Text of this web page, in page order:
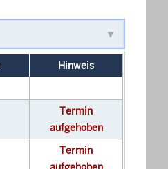
Hinweis
Termin
aufgehoben
Termin